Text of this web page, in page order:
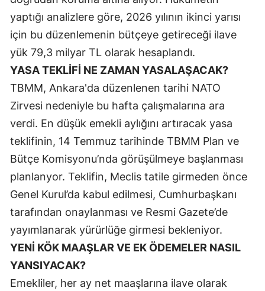
Malatya
Manisa
Kahramanmaraş
Mardin
Muş
Nevşehir
Niğde
Ordu
Rize
Samsun
yaptığı analizlere göre, 2026 yılının ikinci yarısı
için bu düzenlemenin bütçeye getireceği ilave
yük 79,3 milyar TL olarak hesaplandı.
YASA TEKLİFİ NE ZAMAN YASALAŞACAK?
TBMM, Ankara'da düzenlenen tarihi NATO
Zirvesi nedeniyle bu hafta çalışmalarına ara
verdi. En düşük emekli aylığını artıracak yasa
teklifinin, 14 Temmuz tarihinde TBMM Plan ve
Bütçe Komisyonu’nda görüşülmeye başlanması
planlanyor. Teklifin, Meclis tatile girmeden önce
Genel Kurul’da kabul edilmesi, Cumhurbaşkanı
tarafından onaylanması ve Resmi Gazete’de
yayımlanarak yürürlüğe girmesi bekleniyor.
YENİ KÖK MAAŞLAR VE EK ÖDEMELER NASIL
YANSIYACAK?
Emekliler, her ay net maaşlarına ilave olarak